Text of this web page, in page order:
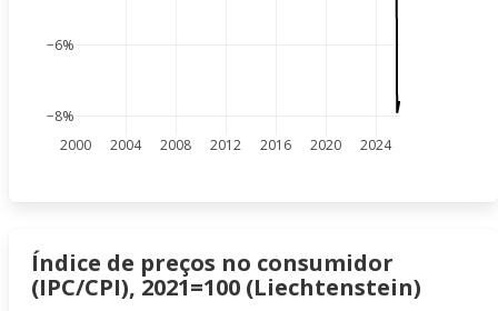
2000 2004 2008 2012 2016 2020 2024
−8%
−6%
Índice de preços no consumidor
(IPC/CPI), 2021=100 (Liechtenstein)